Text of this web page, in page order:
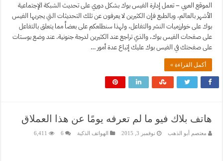
الموقع العربي – تعمل إدارة الفيس بوك بشكل دوري على تحديث الشبكة الإجتماعية
الأشهر بالعالم، وبالطبع فإن الكثيرين لا يعرفون عن تلك التحديثات التي يجريها الفيس
بوك على خوارزميات النشر والتفاعل، ولهذا سنطلعكم على بعضاً مما يتعلق بالتفاعل
على صفحات الفيس بوك، والذي تراجع عند الكثيرين لدرجة جنونية. عند وضع بوستات
على صفحتك في الفيس بوك عليك إتباع عدة أمور …
أكمل القراءة »
هاتف بلاك فيو ما لم تعرفه يومًا عن هذا العملاق
معتصم أبو الذهب نوفمبر 3, 2015 الهواتف الذكية 6
6,411